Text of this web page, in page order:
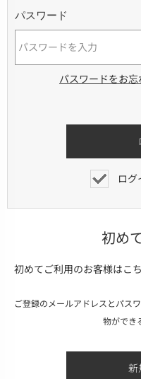
パスワード
パスワードをお忘
ログ
初め
初めてご利用のお客様はこ
ご登録のメールアドレスとパス
物ができ